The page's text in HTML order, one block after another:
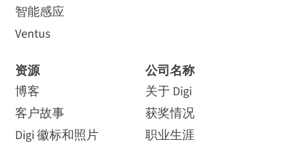
智能感应
Ventus
资源
博客
客户故事
Digi 徽标和照片
公司名称
关于 Digi
获奖情况
职业生涯